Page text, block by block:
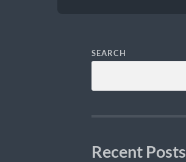
SEARCH
Recent Posts